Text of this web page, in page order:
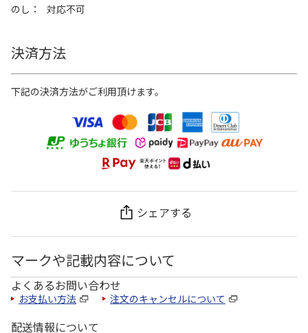
のし
対応不可
決済方法
下記の決済方法がご利用頂けます。
シェアする
マークや記載内容について
よくあるお問い合わせ
お支払い方法 注文のキャンセルについて
配送情報について